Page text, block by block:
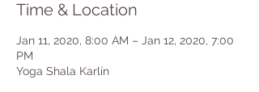
Time & Location
Jan 11, 2020, 8:00 AM – Jan 12, 2020, 7:00
PM
Yoga Shala Karlín